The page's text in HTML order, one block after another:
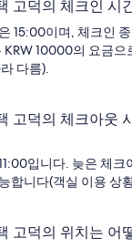
고덕의 체크인 시
15:00이며, 체크인
KRW 10000의 요금으
다름).
고덕의 체크아웃
입니다. 늦은 체크
합니다(객실 이용 상
고덕의 위치는 어